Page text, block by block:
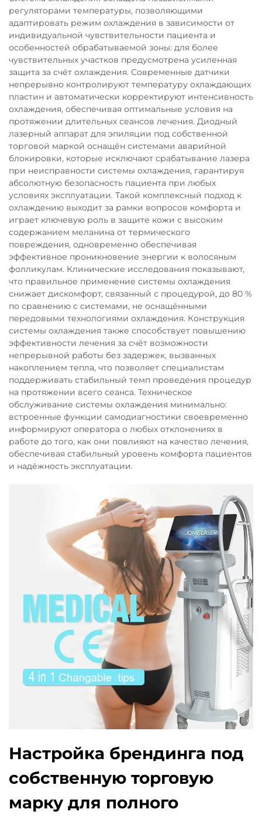
регуляторами температуры, позволяющими
адаптировать режим охлаждения в зависимости от
индивидуальной чувствительности пациента и
особенностей обрабатываемой зоны: для более
чувствительных участков предусмотрена усиленная
защита за счёт охлаждения. Современные датчики
непрерывно контролируют температуру охлаждающих
пластин и автоматически корректируют интенсивность
охлаждения, обеспечивая оптимальные условия на
протяжении длительных сеансов лечения. Диодный
лазерный аппарат для эпиляции под собственной
торговой маркой оснащён системами аварийной
блокировки, которые исключают срабатывание лазера
при неисправности системы охлаждения, гарантируя
абсолютную безопасность пациента при любых
условиях эксплуатации. Такой комплексный подход к
охлаждению выходит за рамки вопросов комфорта и
играет ключевую роль в защите кожи с высоким
содержанием меланина от термического
повреждения, одновременно обеспечивая
эффективное проникновение энергии к волосяным
фолликулам. Клинические исследования показывают,
что правильное применение системы охлаждения
снижает дискомфорт, связанный с процедурой, до 80 %
по сравнению с системами, не оснащёнными
передовыми технологиями охлаждения. Конструкция
системы охлаждения также способствует повышению
эффективности лечения за счёт возможности
непрерывной работы без задержек, вызванных
накоплением тепла, что позволяет специалистам
поддерживать стабильный темп проведения процедур
на протяжении всего сеанса. Техническое
обслуживание системы охлаждения минимально:
встроенные функции самодиагностики своевременно
информируют оператора о любых отклонениях в
работе до того, как они повлияют на качество лечения,
обеспечивая стабильный уровень комфорта пациентов
и надёжность эксплуатации.
Настройка брендинга под
собственную торговую
марку для полного